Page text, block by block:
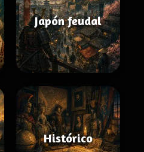
Japón feudal
Histórico